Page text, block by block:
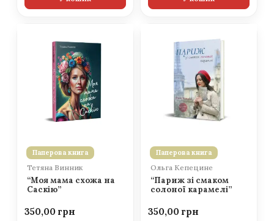
Паперова книга
Тетяна Винник
“Моя мама схожа на
Саскію”
350,00
Паперова книга
Ольга Кепецине
“Париж зі смаком
солоної карамелі”
350,00